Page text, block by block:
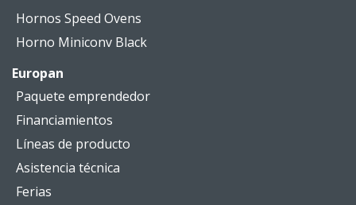
Hornos Speed Ovens
Horno Miniconv Black
Europan
Paquete emprendedor
Financiamientos
Líneas de producto
Asistencia técnica
Ferias